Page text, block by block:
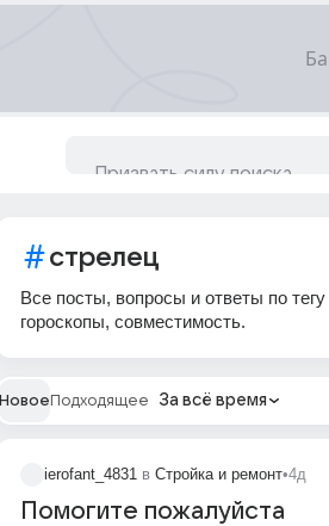
стрелец
Все посты, вопросы и ответы по
гороскопы, совместимость.
Новое Подходящее За всё время
ierofant_4831 в Стройка и ремонт•4д
Помогите пожалуйста